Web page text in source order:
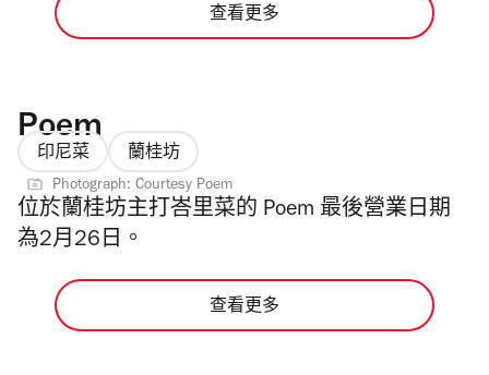
查看更多
Poem
印尼菜 蘭桂坊
Photograph: Courtesy Poem
位於 蘭桂坊主打 峇里菜的 Poem 最後營業日期
為2月26日。
查看更多